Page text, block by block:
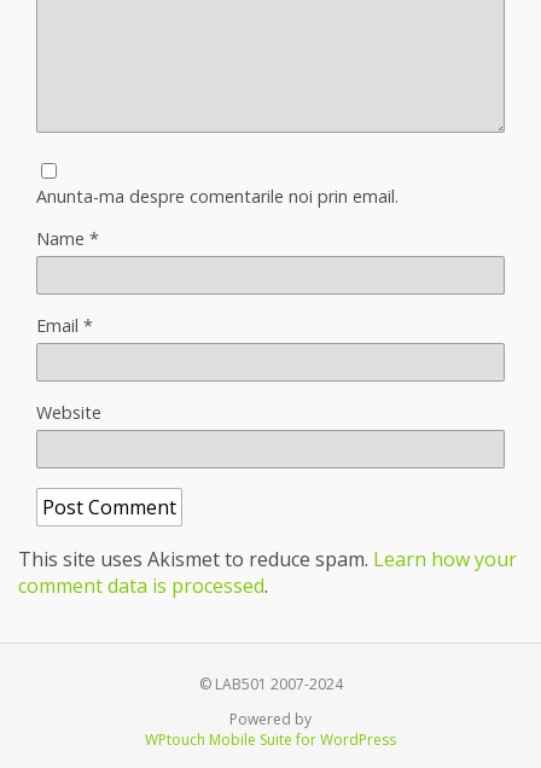
Anunta-ma despre comentarile noi prin email.
Name *
Email *
Website
This site uses Akismet to reduce spam. Learn how your
comment data is processed.
© LAB501 2007-2024
Powered by
WPtouch Mobile Suite for WordPress